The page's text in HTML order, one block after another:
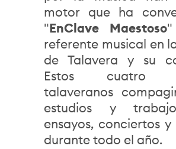
motor que ha
"EnClave Maestoso"
referente musical en
de Talavera y su
Estos cuatro
talaveranos
estudios y
ensayos, conciertos y
durante todo el año.